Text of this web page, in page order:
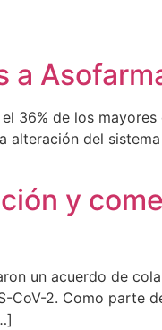
a
36% de los
alteración del
y
un acuerdo de
CoV-2. Como parte